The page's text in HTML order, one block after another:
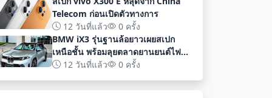
Telecom ก่อนเปิดตัวทางการ
12 วันที่แล้ว
0 ครั้ง
BMW iX3 รุ่นฐานล้อยาวเผยสเปก
เหนือชั้น พร้อมลุยตลาดยานยนต์ไฟฟ้า
จีนด้วยระยะทาง 919 กม
12 วันที่แล้ว 0 ครั้ง